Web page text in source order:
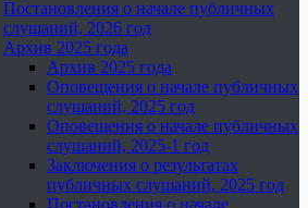
Постановления о начале публичных
слушаний, 2026 год
Архив 2025 года
Архив 2025 года
Оповещения о начале публичных
слушаний, 2025 год
Оповещения о начале публичных
слушаний, 2025-1 год
Заключения о результатах
публичных слушаний, 2025 год
Постановления о начале